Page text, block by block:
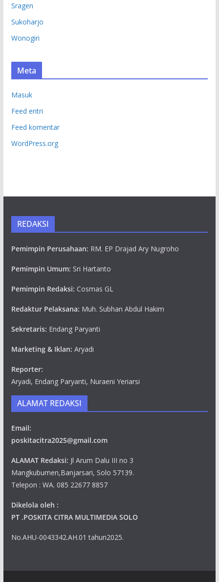
Sragen
Sukoharjo
Wonogiri
Meta
Masuk
Feed entri
Feed komentar
WordPress.org
REDAKSI
Pemimpin Perusahaan: RM. EP Drajad Ary Nugroho
Pemimpin Umum: Sri Hartanto
Pemimpin Redaksi: Cosmas GL
Redaktur Pelaksana: Muh. Subhan Abdul Hakim
Sekretaris: Endang Paryanti
Marketing & Iklan: Aryadi
Reporter:
Aryadi, Endang Paryanti, Nuraeni Yeriarsi
ALAMAT REDAKSI
Email:
poskitacitra2025@gmail.com
ALAMAT Redaksi: Jl Arum Dalu III no 3
Mangkubumen,Banjarsari, Solo 57139.
Telepon : WA. 085 22677 8857
Dikelola oleh :
PT .POSKITA CITRA MULTIMEDIA SOLO
No.AHU-0043342.AH.01 tahun2025.